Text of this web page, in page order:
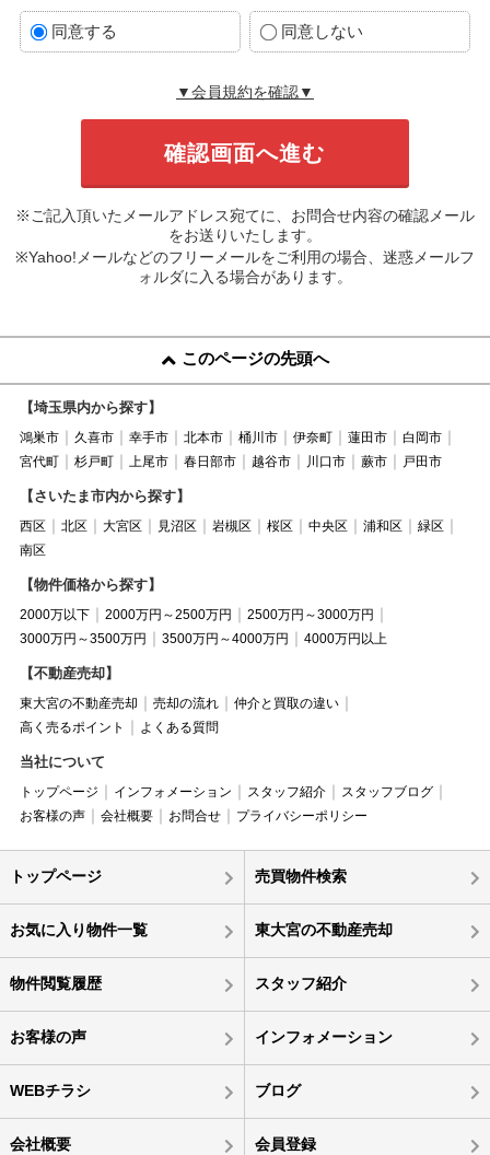
同意する 同意しない
▼会員規約を確認▼
※ご記入頂いたメールアドレス宛てに、お問合せ内容の確認メール
をお送りいたします。
※Yahoo!メールなどのフリーメールをご利用の場合、迷惑メールフ
ォルダに入る場合があります。
このページの先頭へ
【埼玉県内から探す】
鴻巣市 久喜市 幸手市 北本市 桶川市 伊奈町 蓮田市
白岡市
宮代町
杉戸町 上尾市 春日部市 越谷市 川口市 蕨市 戸田市
【さいたま市内から探す】
西区 北区 大宮区 見沼区 岩槻区 桜区 中央区 浦和区
緑区
南区
【物件価格から探す】
2000万以下 2000万円～2500万円
2500万円～3000万円
3000万円～3500万円
3500万円～4000万円 4000万円以上
【不動産売却】
東大宮の不動産売却 売却の流れ
仲介と買取の違い
高く売るポイント
よくある質問
当社について
トップページ インフォメーション スタッフ紹介
スタッフブログ
お客様の声
会社概要 お問合せ プライバシーポリシー
トップページ 売買物件検索
お気に入り物件一覧 東大宮の不動産売却
物件閲覧履歴 スタッフ紹介
お客様の声 インフォメーション
WEBチラシ ブログ
会社概要 会員登録